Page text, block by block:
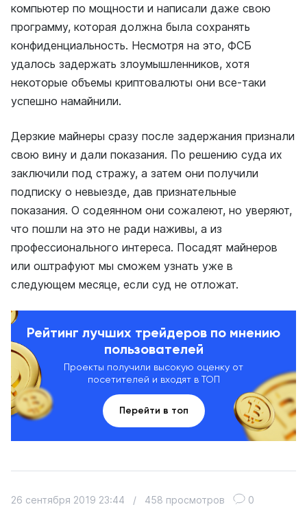
компьютер по мощности и написали даже свою
программу, которая должна была сохранять
конфиденциальность. Несмотря на это, ФСБ
удалось задержать злоумышленников, хотя
некоторые объемы криптовалюты они все-таки
успешно намайнили.
Дерзкие майнеры сразу после задержания признали
свою вину и дали показания. По решению суда их
заключили под стражу, а затем они получили
подписку о невыезде, дав признательные
показания. О содеянном они сожалеют, но уверяют,
что пошли на это не ради наживы, а из
профессионального интереса. Посадят майнеров
или оштрафуют мы сможем узнать уже в
следующем месяце, если суд не отложат.
Рейтинг лучших трейдеров по мнению
пользователей
Проекты получили высокую оценку от
посетителей и входят в ТОП
Перейти в топ
26 сентября 2019 23:44 / 458 просмотров 0